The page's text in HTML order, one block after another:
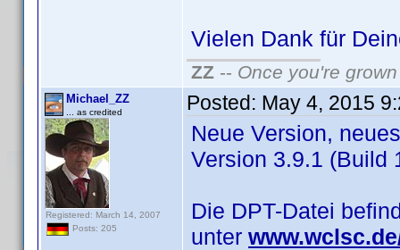
Vielen Dank für
ZZ -- Once you're
Michael_ZZ
... as credited
Registered: March 14, 2007
Posts: 205
Posted: May 4, 2015
Neue Version,
Version 3.9.1 (Build
Die DPT-Datei
unter